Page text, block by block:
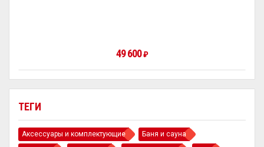
ТЕГИ
Аксессуары и комплектующие
Баня и сауна
49 600₽